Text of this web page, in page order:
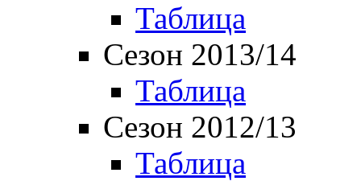
Таблица
Сезон 2013/14
Таблица
Сезон 2012/13
Таблица